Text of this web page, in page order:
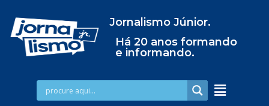
Jornalismo Júnior.
Há 20 anos formando
e informando.